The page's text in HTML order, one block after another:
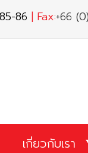
86 | Fax:+66
เกี่ยวกับเรา